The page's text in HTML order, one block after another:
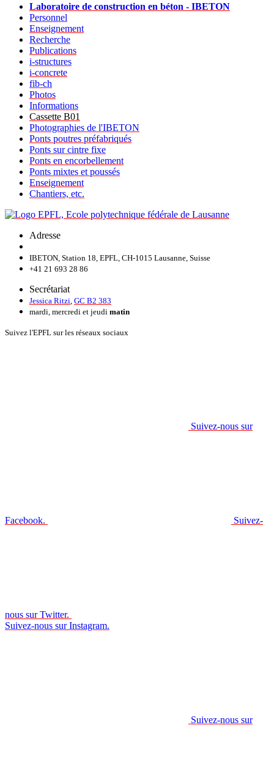
Laboratoire de construction en béton - IBETON
Personnel
Enseignement
Recherche
Publications
i-structures
i-concrete
fib-ch
Photos
Informations
Cassette B01
Photographies de l'IBETON
Ponts poutres préfabriqués
Ponts sur cintre fixe
Ponts en encorbellement
Ponts mixtes et poussés
Enseignement
Chantiers, etc.
Adresse
IBETON, Station 18, EPFL, CH-1015 Lausanne, Suisse
+41 21 693 28 86
Secrétariat
Jessica Ritzi GC B2 383
mardi, mercredi et jeudi matin
Suivez l'EPFL sur les réseaux sociaux
Suivez-nous sur
Facebook. Suivez-
nous sur Twitter.
Suivez-nous sur Instagram.
Suivez-nous sur